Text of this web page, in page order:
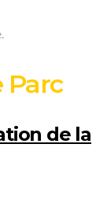
Parc
de la